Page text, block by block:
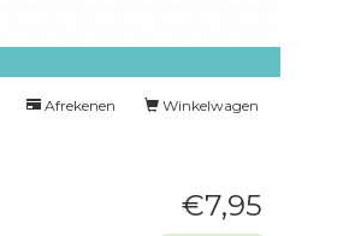
Winkelwagen
Afrekenen
€7,95